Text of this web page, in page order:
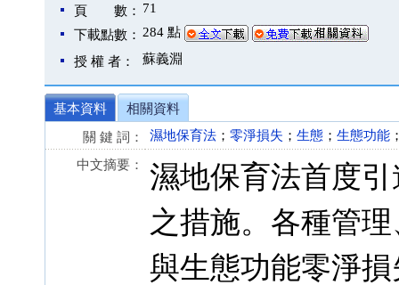
頁 數： 71
下載點數： 284 點
授 權 者： 蘇義淵
基本資料
相關資料
關 鍵 詞：
濕地保育法 ； 零淨損失 ； 生態 ； 生態功能
中文摘要：
濕地保育法首度
之措施。各種管
與生態功能零淨